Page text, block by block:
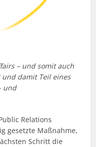
– und somit auch
und damit Teil eines
und
Relations
gesetzte Maßnahme,
Schritt die